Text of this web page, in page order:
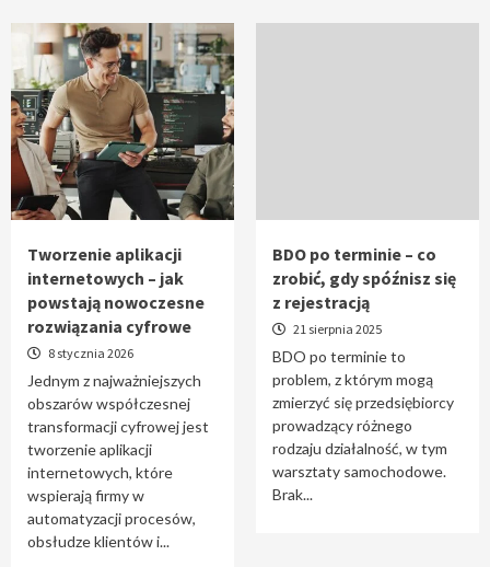
Tworzenie aplikacji
internetowych – jak
powstają nowoczesne
rozwiązania cyfrowe
8 stycznia 2026
Jednym z najważniejszych
obszarów współczesnej
transformacji cyfrowej jest
tworzenie aplikacji
internetowych, które
wspierają firmy w
automatyzacji procesów,
obsłudze klientów i...
BDO po terminie – co
zrobić, gdy spóźnisz się
z rejestracją
21 sierpnia 2025
BDO po terminie to
problem, z którym mogą
zmierzyć się przedsiębiorcy
prowadzący różnego
rodzaju działalność, w tym
warsztaty samochodowe.
Brak...